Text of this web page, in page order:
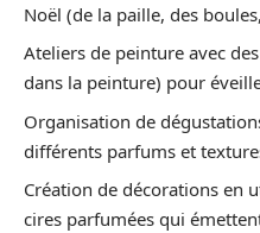
Noël (de la paille, des
Ateliers de peinture avec
dans la peinture) pour
Organisation de
différents parfums et
Création de décorations en
cires parfumées qui